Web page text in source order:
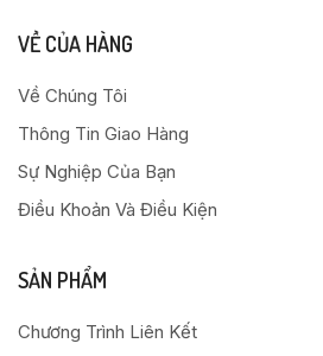
VỀ CỦA HÀNG
Về Chúng Tôi
Thông Tin Giao Hàng
Sự Nghiệp Của Bạn
Điều Khoản Và Điều Kiện
SẢN PHẨM
Chương Trình Liên Kết